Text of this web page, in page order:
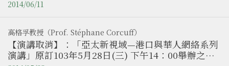
2014/06/11
高格孚教授（Prof. Stéphane Corcuff）
【演講取消】：「亞太新視域—港口與華人網絡系列
演講」原訂103年5月28日(三) 下午14：00舉辦之高